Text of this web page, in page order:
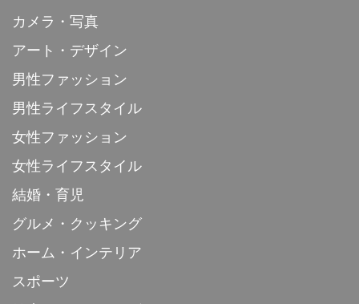
カメラ・写真
アート・デザイン
男性ファッション
男性ライフスタイル
女性ファッション
女性ライフスタイル
結婚・育児
グルメ・クッキング
ホーム・インテリア
スポーツ